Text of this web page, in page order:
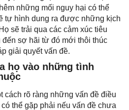
những mối nguy hại có thể
tự hình dung ra được những kịch
sẽ trải qua các cảm xúc tiêu
sợ hãi từ đó mới thôi thúc
giải quyết vấn đề.
họ vào những tình
cách rõ ràng những vấn đề điều
thể gặp phải nếu vấn đề chưa